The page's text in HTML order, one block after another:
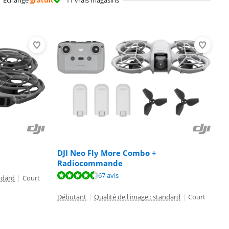
| Court
DJI Neo Fly More Combo +
Radiocommande
67 avis
Débutant | Qualité de l'image : standard | Court